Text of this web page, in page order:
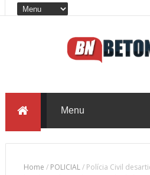
Home / POLICIAL/ Polícia Civil